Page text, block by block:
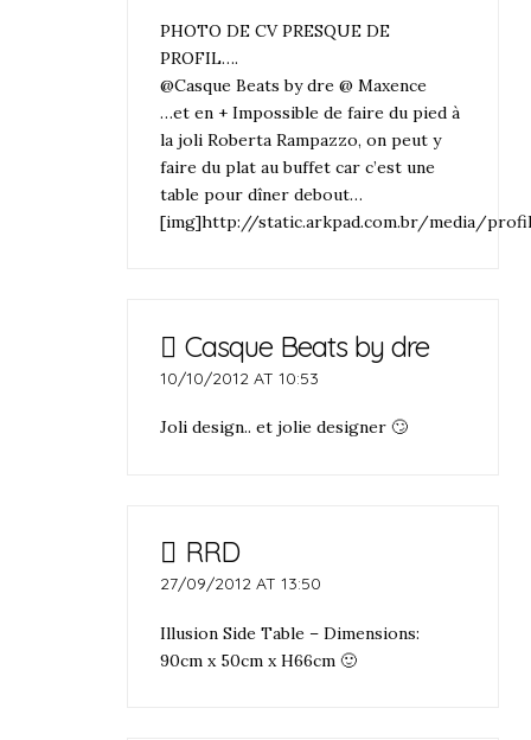
PHOTO DE CV PRESQUE DE
PROFIL….
@Casque Beats by dre @ Maxence
…et en + Impossible de faire du pied à
la joli Roberta Rampazzo, on peut y
faire du plat au buffet car c’est une
table pour dîner debout…
[img]http://static.arkpad.com.br/media/
Casque Beats by dre
10/10/2012 AT 10:53
Joli design.. et jolie designer 🙄
RRD
27/09/2012 AT 13:50
Illusion Side Table – Dimensions:
90cm x 50cm x H66cm 🙂